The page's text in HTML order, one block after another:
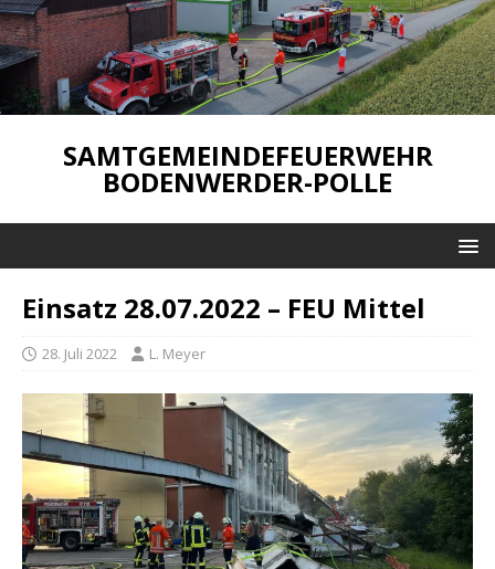
SAMTGEMEINDEFEUERWEHR
BODENWERDER-POLLE
Einsatz 28.07.2022 – FEU Mittel
28. Juli 2022 L. Meyer